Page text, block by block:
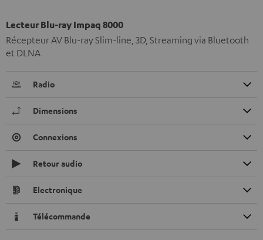
Lecteur Blu-ray Impaq 8000
Récepteur AV Blu-ray Slim-line, 3D, Streaming via Bluetooth
et DLNA
Radio
Dimensions
Connexions
Retour audio
Electronique
Télécommande